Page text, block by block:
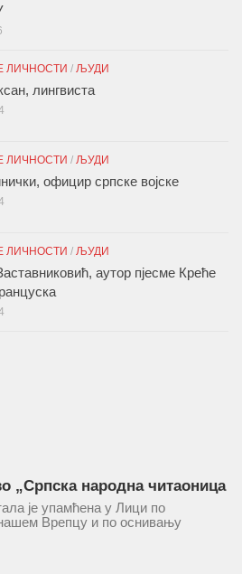
ЛИЧНОСТИ / ЉУДИ
лингвиста
ЛИЧНОСТИ / ЉУДИ
официр српске војске
ЛИЧНОСТИ / ЉУДИ
аутор пјесме Креће
народна читаоница
је упамћена у Лици по
Врепцу и по оснивању
читаоница и књижница у
за културним и духовним